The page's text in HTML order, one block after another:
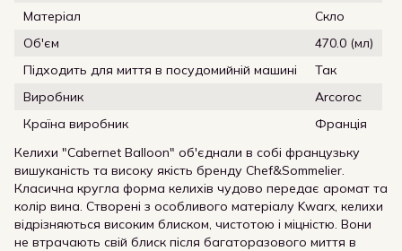
Матеріал
Скло
Об'єм
470.0 (мл)
Підходить для миття в посудомийній машині
Так
Виробник
Arcoroc
Країна виробник
Франція
Келихи "Cabernet Balloon" об'єднали в собі французьку
вишуканість та високу якість бренду Chef&Sommelier.
Класична кругла форма келихів чудово передає аромат та
колір вина. Створені з особливого матеріалу Kwarx, келихи
відрізняються високим блиском, чистотою і міцністю. Вони
не втрачають свій блиск після багаторазового миття в